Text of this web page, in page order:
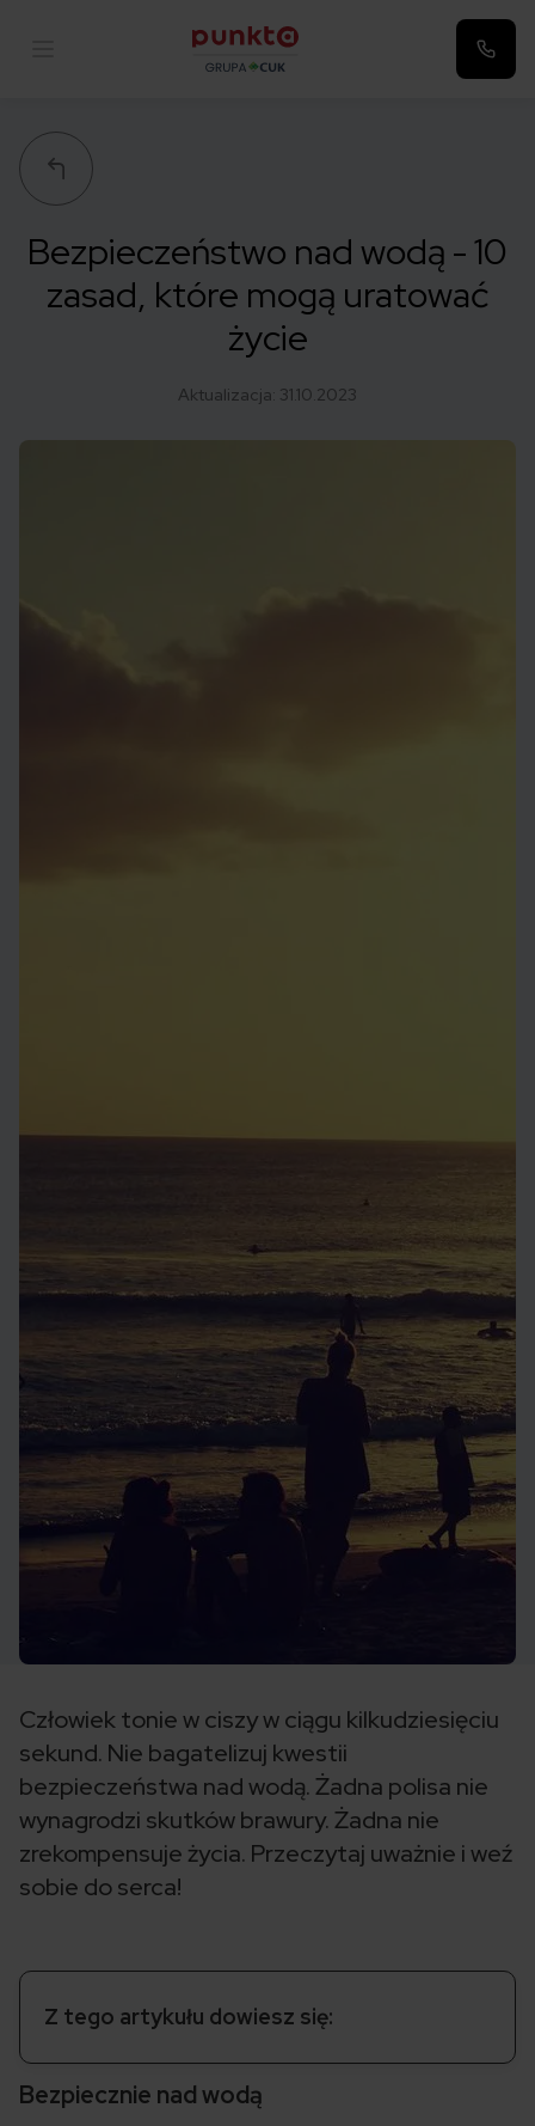
Bezpieczeństwo nad wodą - 10
zasad, które mogą uratować
życie
Aktualizacja: 31.10.2023
Człowiek tonie w ciszy w ciągu kilkudziesięciu
sekund. Nie bagatelizuj kwestii
bezpieczeństwa nad wodą. Żadna polisa nie
wynagrodzi skutków brawury. Żadna nie
zrekompensuje życia. Przeczytaj uważnie i weź
sobie do serca!
Z tego artykułu dowiesz się:
Bezpiecznie nad wodą